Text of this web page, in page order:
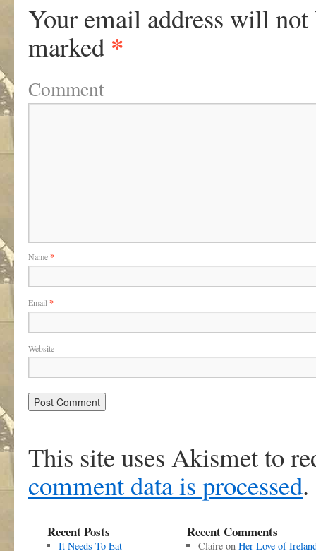
Your email address will not
marked *
Comment
Name*
Email *
Website
This site uses Akismet to
comment data is processed.
Recent Posts
It Needs To Eat
Recent Comments
Claireon Her Love of